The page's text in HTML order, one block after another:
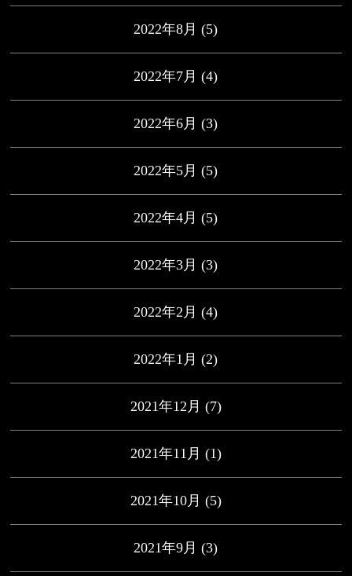
2022年8月 (5)
2022年7月 (4)
2022年6月 (3)
2022年5月 (5)
2022年4月 (5)
2022年3月 (3)
2022年2月 (4)
2022年1月 (2)
2021年12月 (7)
2021年11月 (1)
2021年10月 (5)
2021年9月 (3)